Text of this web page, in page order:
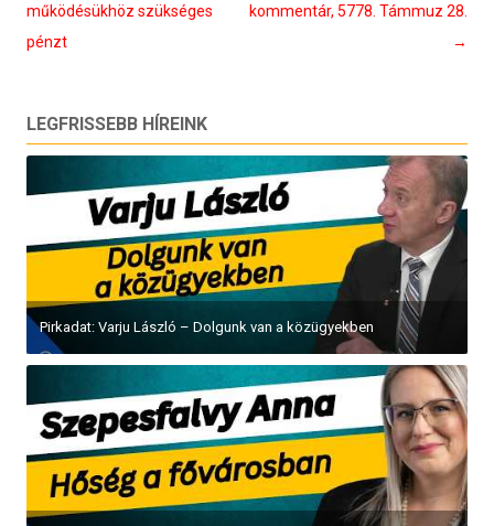
navigáció
működésükhöz szükséges
pénzt
kommentár, 5778. Támmuz 28.
→
LEGFRISSEBB HÍREINK
Pirkadat: Varju László – Dolgunk van a közügyekben